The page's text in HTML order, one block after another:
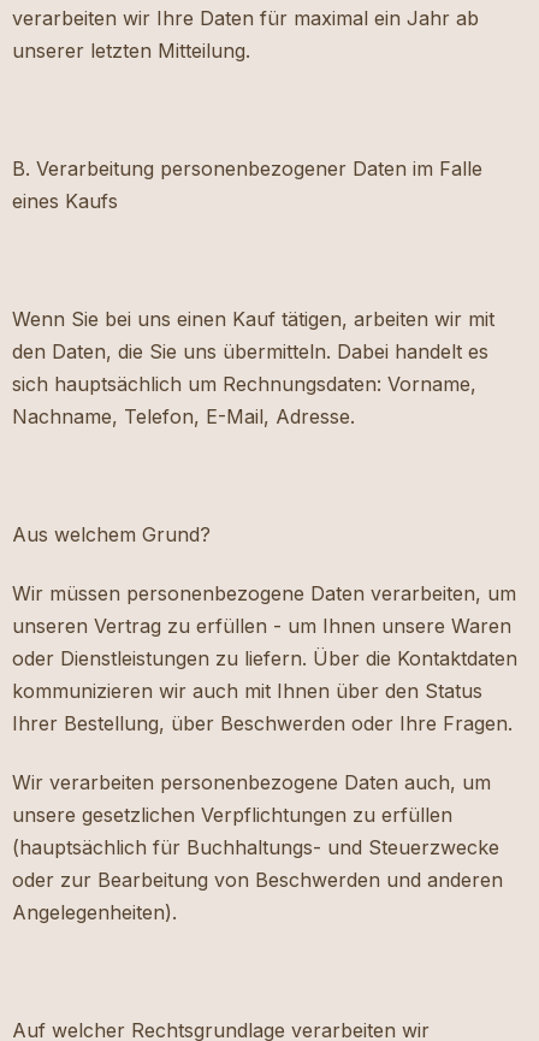
verarbeiten wir Ihre Daten für maximal ein Jahr ab
unserer letzten Mitteilung.
B. Verarbeitung personenbezogener Daten im Falle
eines Kaufs
Wenn Sie bei uns einen Kauf tätigen, arbeiten wir mit
den Daten, die Sie uns übermitteln. Dabei handelt es
sich hauptsächlich um Rechnungsdaten: Vorname,
Nachname, Telefon, E-Mail, Adresse.
Aus welchem Grund?
Wir müssen personenbezogene Daten verarbeiten, um
unseren Vertrag zu erfüllen - um Ihnen unsere Waren
oder Dienstleistungen zu liefern. Über die Kontaktdaten
kommunizieren wir auch mit Ihnen über den Status
Ihrer Bestellung, über Beschwerden oder Ihre Fragen.
Wir verarbeiten personenbezogene Daten auch, um
unsere gesetzlichen Verpflichtungen zu erfüllen
(hauptsächlich für Buchhaltungs- und Steuerzwecke
oder zur Bearbeitung von Beschwerden und anderen
Angelegenheiten).
Auf welcher Rechtsgrundlage verarbeiten wir